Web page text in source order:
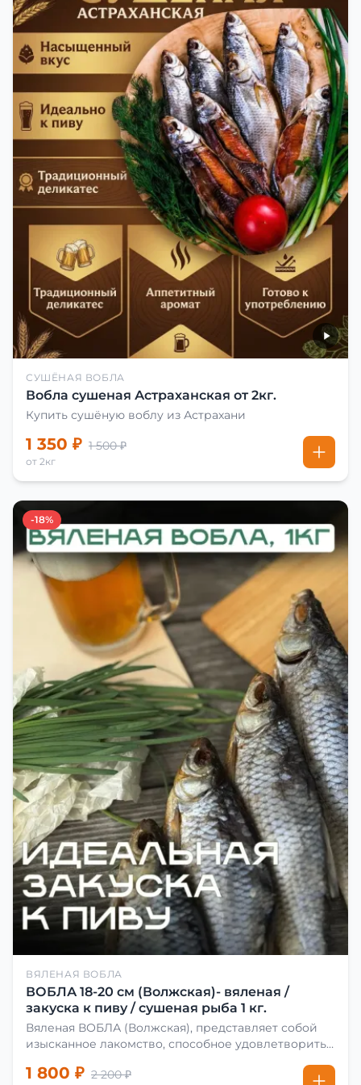
СУШЁНАЯ ВОБЛА
Вобла сушеная Астраханская от 2кг.
Купить сушёную воблу из Астрахани
1 350 ₽ 1 500 ₽
от 2кг
-18%
ВЯЛЕНАЯ ВОБЛА
ВОБЛА 18-20 см (Волжская)- вяленая /
закуска к пиву / сушеная рыба 1 кг.
Вяленая ВОБЛА (Волжская), представляет собой
изысканное лакомство, способное удовлетворить
сделать вяленую воблу, её сначала хорошо солят.
1 800 ₽ 2 200 ₽